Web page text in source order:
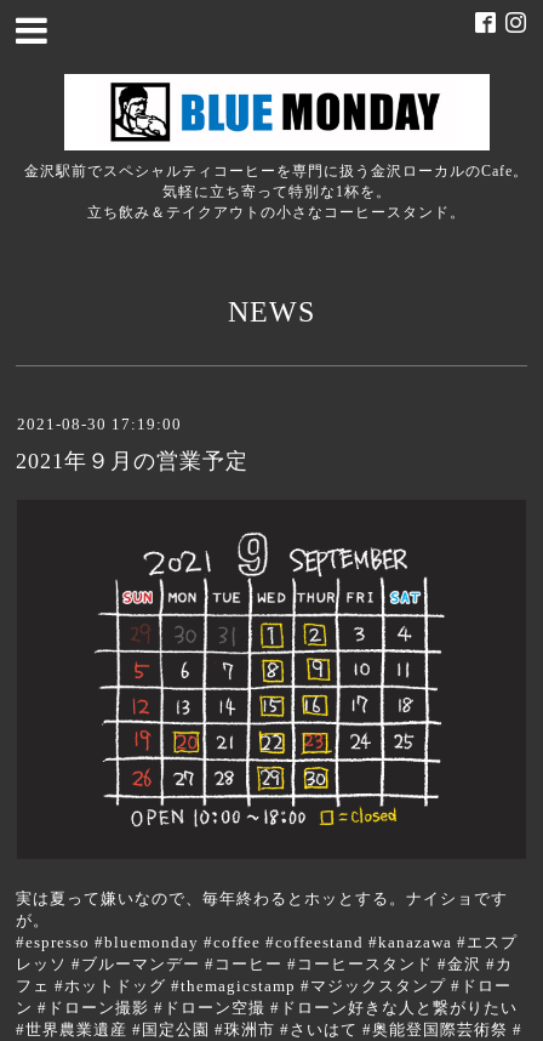
金沢駅前でスペシャルティコーヒーを専門に扱う金沢ローカルのCafe。
気軽に立ち寄って特別な1杯を。
立ち飲み＆テイクアウトの小さなコーヒースタンド。
NEWS
2021-08-30 17:19:00
2021年９月の営業予定
実は夏って嫌いなので、毎年終わるとホッとする。ナイショです
が。
#espresso #bluemonday #coffee #coffeestand #kanazawa #エスプ
レッソ #ブルーマンデー #コーヒー #コーヒースタンド #金沢 #カ
フェ #ホットドッグ #themagicstamp #マジックスタンプ #ドロー
ン #ドローン撮影 #ドローン空撮 #ドローン好きな人と繋がりたい
#世界農業遺産 #国定公園 #珠洲市 #さいはて #奥能登国際芸術祭 #